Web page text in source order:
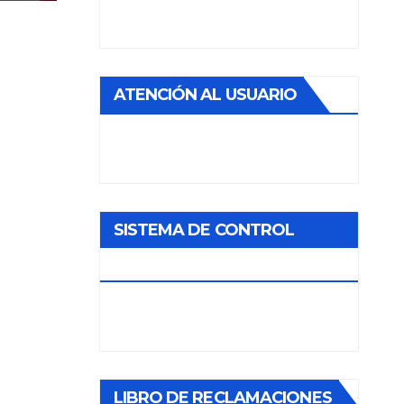
ATENCIÓN AL USUARIO
SISTEMA DE CONTROL
LIBRO DE RECLAMACIONES